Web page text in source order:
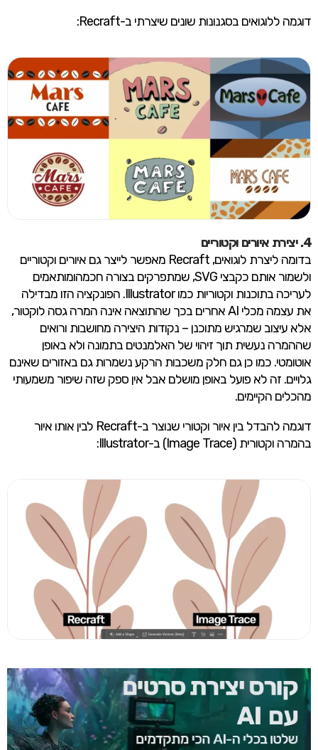
דוגמה ללוגואים בסגנונות שונים שיצרתי ב-Recraft:
4. יצירת איורים וקטוריים
בדומה ליצרת לוגואים, Recraft מאפשר לייצר גם איורים וקטוריים
ולשמור אותם כקבצי SVG, שמתפרקים בצורה חכמהומותאמים
לעריכה בתוכנות וקטוריות כמו Illustrator. הפונקציה הזו מבדילה
את עצמה מכלי AI אחרים בכך שהתוצאה אינה המרה גסה לוקטור,
אלא עיצוב שמרגיש מתוכנן – נקודות היצירה מחושבות ורואים
שההמרה נעשית תוך זיהוי של האלמנטים בתמונה ולא באופן
אוטומטי. כמו כן גם חלק משכבות הרקע נשמרות גם באזורים שאינם
גלויים. זה לא פועל באופן מושלם אבל אין ספק שזה שיפור משמעותי
מהכלים הקיימים.
דוגמה להבדל בין איור וקטורי שנוצר ב-Recraft לבין אותו איור
בהמרה וקטורית (Image Trace) ב-Illustrator: